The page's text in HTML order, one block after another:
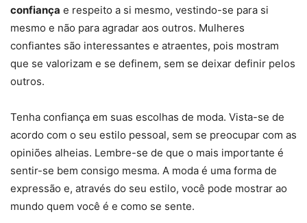
confiança e respeito a si mesmo, vestindo-se para si
mesmo e não para agradar aos outros. Mulheres
confiantes são interessantes e atraentes, pois mostram
que se valorizam e se definem, sem se deixar definir pelos
outros.
Tenha confiança em suas escolhas de moda. Vista-se de
acordo com o seu estilo pessoal, sem se preocupar com as
opiniões alheias. Lembre-se de que o mais importante é
sentir-se bem consigo mesma. A moda é uma forma de
expressão e, através do seu estilo, você pode mostrar ao
mundo quem você é e como se sente.